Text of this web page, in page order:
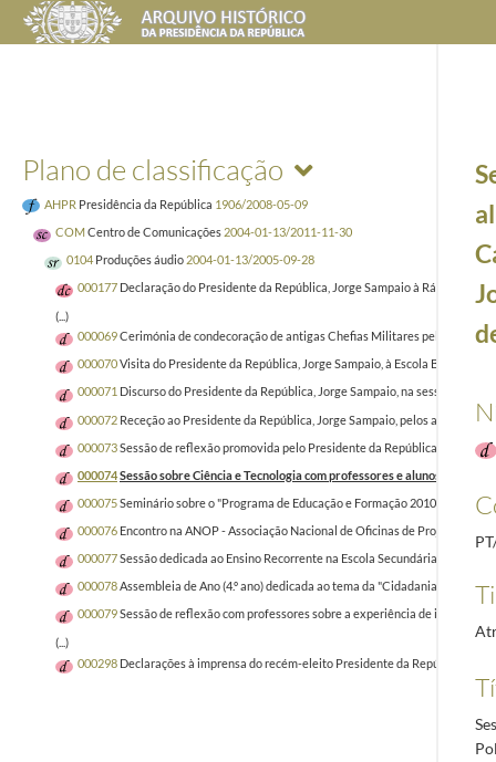
Plano de classificação
AHPR Presidência da República 1906/2008-05-09
COMCentro de Comunicações 2004-01-13/2011-11-30
0104 Produções áudio 2004-01-13/2005-09-28
000177 Declaração do Presidente da República, Jorge Sampaio à Rádio
(...)
000069Cerimónia de condecoração de antigas Chefias Militares pelo
000070Visita do Presidente da República, Jorge Sampaio, à Escola Básica (B
000071 Discurso do Presidente da República, Jorge Sampaio, na sessão de
000072 Receção ao Presidente da República, Jorge Sampaio, pelos alunos da
000073Sessão de reflexão promovida pelo Presidente da República, Jorge
000074Sessão sobre Ciência e Tecnologia com professores e alunos do
000075Seminário sobre o "Programa de Educação e Formação 2010" na
000076 Encontro na ANOP - Associação Nacional de Oficinas de Projeto:
000077Sessão dedicada ao Ensino Recorrente na Escola Secundária Dr.
000078Assembleia de Ano (4.º ano) dedicada ao tema da "Cidadania" na
000079Sessão de reflexão com professores sobre a experiência de inclusão
(...)
000298 Declarações à imprensa do recém-eleito Presidente da República da